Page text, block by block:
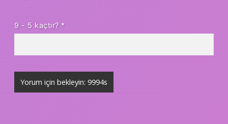
9 - 5 kaçtır? *